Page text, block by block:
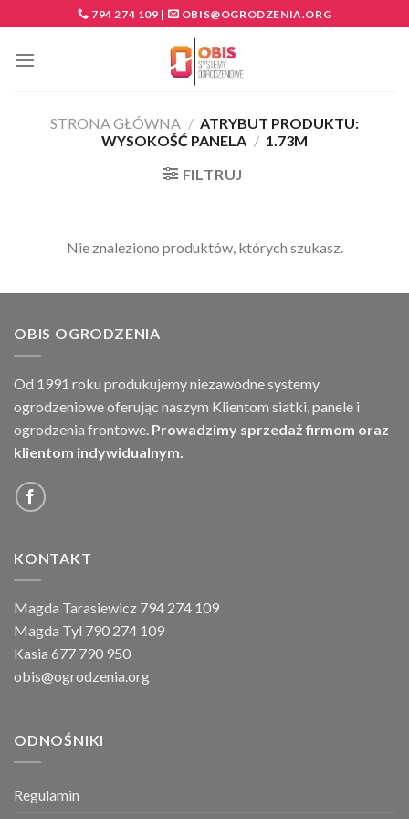
to
content
794 274 109 | OBIS@OGRODZENIA.ORG
STRONA GŁÓWNA / ATRYBUT PRODUKTU:
WYSOKOŚĆ PANELA / 1.73M
FILTRUJ
Nie znaleziono produktów, których szukasz.
OBIS OGRODZENIA
Od 1991 roku produkujemy niezawodne systemy
ogrodzeniowe oferując naszym Klientom siatki, panele i
ogrodzenia frontowe. Prowadzimy sprzedaż firmom oraz
klientom indywidualnym.
KONTAKT
Magda Tarasiewicz 794 274 109
Magda Tyl 790 274 109
Kasia 677 790 950
obis@ogrodzenia.org
ODNOŚNIKI
Regulamin